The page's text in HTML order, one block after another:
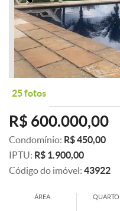
25 fotos
R$ 600.000,00
Condomínio: R$ 450,00
IPTU: R$ 1.900,00
Código do imóvel: 43922
ÁREA QUARTO